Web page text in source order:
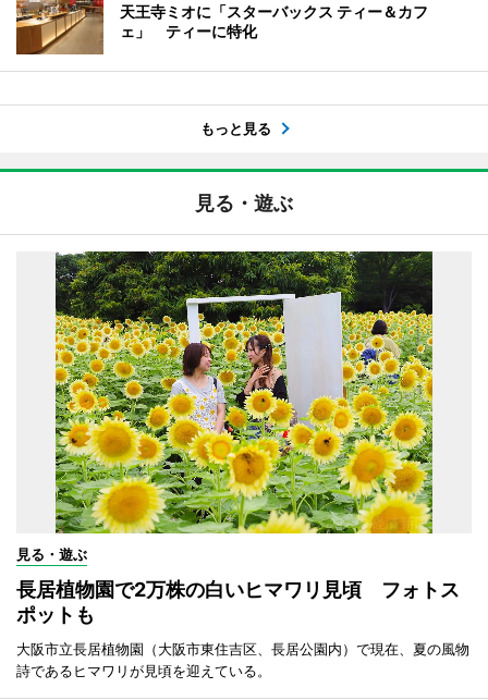
天王寺ミオに「スターバックス ティー＆カフ
ェ」 ティーに特化
もっと見る
見る・遊ぶ
見る・遊ぶ
長居植物園で2万株の白いヒマワリ見頃 フォトス
ポットも
大阪市立長居植物園（大阪市東住吉区、長居公園内）で現在、夏の風物
詩であるヒマワリが見頃を迎えている。